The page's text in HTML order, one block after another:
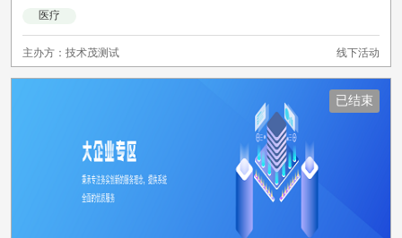
医疗
主办方： 技术茂测试 线下活动
已结束